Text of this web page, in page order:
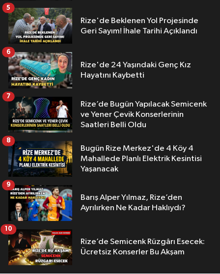
Rize'de Beklenen Yol Projesinde
Geri Sayım! İhale Tarihi Açıklandı
5
Rize'de 24 Yaşındaki Genç Kız
Hayatını Kaybetti
6
Rize’de Bugün Yapılacak Semicenk
ve Yener Çevik Konserlerinin
Saatleri Belli Oldu
7
Bugün Rize Merkez'de 4 Köy 4
Mahallede Planlı Elektrik Kesintisi
Yaşanacak
8
Barış Alper Yılmaz, Rize’den
Ayrılırken Ne Kadar Haklıydı?
9
Rize’de Semicenk Rüzgârı Esecek:
Ücretsiz Konserler Bu Akşam
10